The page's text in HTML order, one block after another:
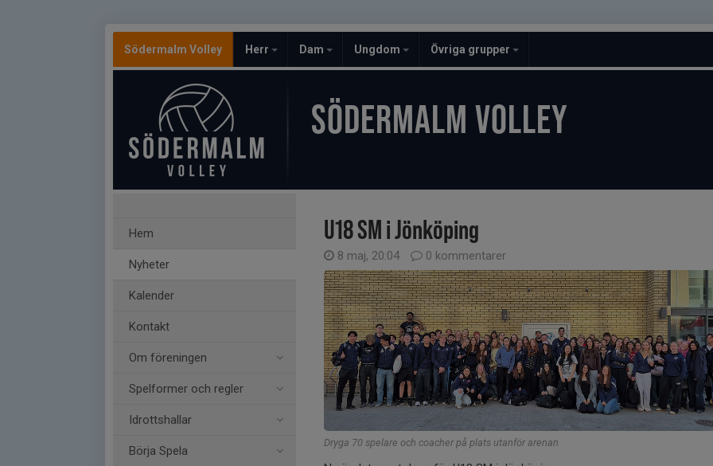
Södermalm Volley Herr Dam Ungdom Övriga grupper
SÖDERMALM VOLLEY
Hem
Nyheter
Kalender
Kontakt
Om föreningen
Spelformer och regler
Idrottshallar
Börja Spela
U18 SM i Jönköping
8 maj, 20:04 0 kommentarer
Dryga 70 spelare och coacher på plats utanför arenan